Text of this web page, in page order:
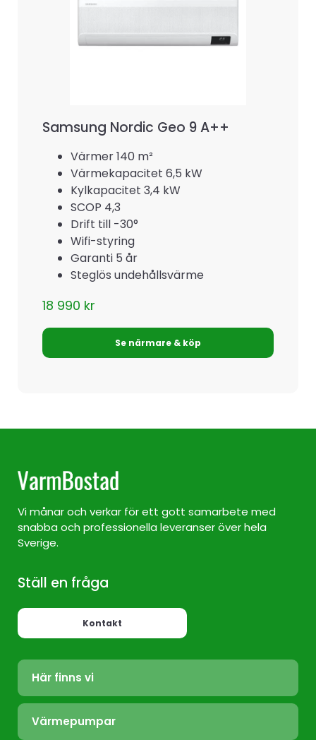
Samsung Nordic Geo 9 A++
Värmer 140 m²
Värmekapacitet 6,5 kW
Kylkapacitet 3,4 kW
SCOP 4,3
Drift till -30°
Wifi-styring
Garanti 5 år
Steglös undehållsvärme
18 990 kr
Se närmare & köp
Vi månar och verkar för ett gott samarbete med
snabba och professionella leveranser över hela
Sverige.
Ställ en fråga
Kontakt
Här finns vi
Värmepump Sverige
Värmepump Stockholm
Värmepumpar